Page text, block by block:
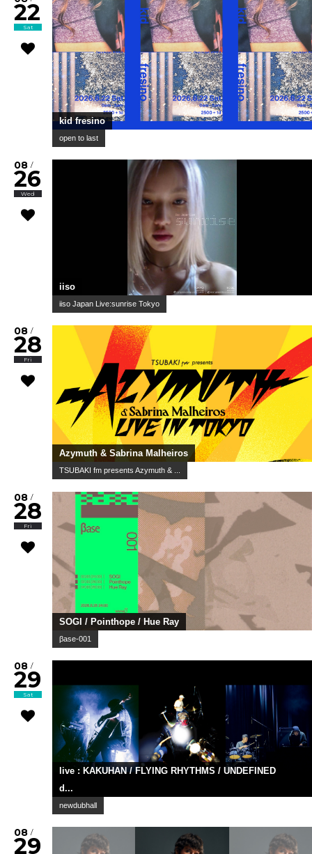
22
Sat
kid fresino
open to last
08 /
26
Wed
iiso
iiso Japan Live:sunrise Tokyo
08 /
28
Fri
Azymuth & Sabrina Malheiros
TSUBAKI fm presents Azymuth & ...
08 /
28
Fri
SOGI / Pointhope / Hue Ray
βase-001
08 /
29
Sat
live : KAKUHAN / FLYING RHYTHMS / UNDEFINED
d...
newdubhall
08 /
29